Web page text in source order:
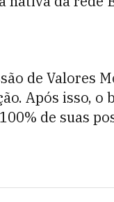
de Valores
Após isso, o
de suas